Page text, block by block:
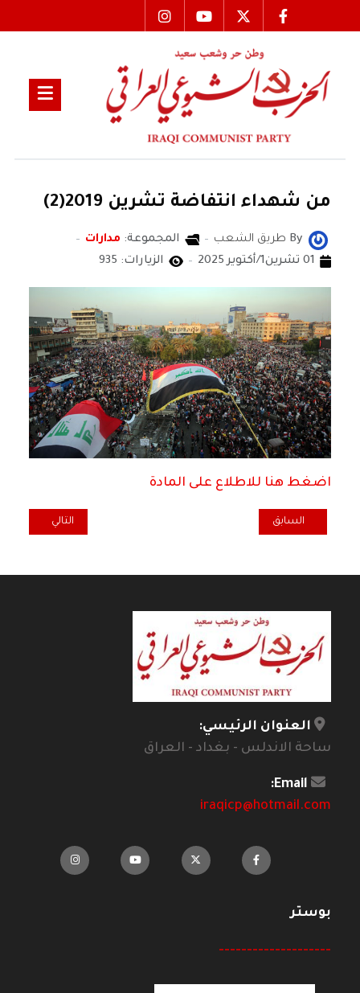
من شهداء انتفاضة تشرين 2019(2)
By طريق الشعب المجموعة: مدارات
01 تشرين1/أكتوير 2025
الزيارات: 935
اضغط هنا للاطلاع على المادة
المقال السابق: تنسيقيات التيار الديمقراطي: في الذكرى السادسة
السابق المقال التالي: من
التالي
العنوان الرئيسي:
ساحة الاندلس - بغداد - العراق
Email:
iraqicp@hotmail.com
بوستر
--------------------